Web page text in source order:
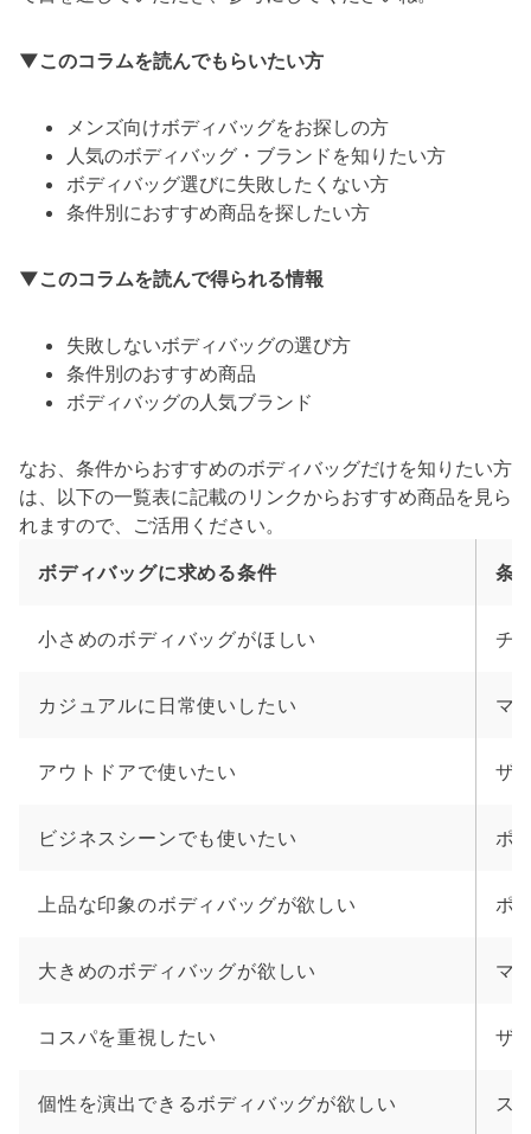
▼このコラムを読んでもらいたい方
メンズ向けボディバッグをお探しの方
人気のボディバッグ・ブランドを知りたい方
ボディバッグ選びに失敗したくない方
条件別におすすめ商品を探したい方
▼このコラムを読んで得られる情報
失敗しないボディバッグの選び方
条件別のおすすめ商品
ボディバッグの人気ブランド
なお、条件からおすすめのボディバッグだけを知りたい方
は、以下の一覧表に記載のリンクからおすすめ商品を見ら
れますので、ご活用ください。
ボディバッグに求める条件 条
小さめのボディバッグがほしい チ
カジュアルに日常使いしたい マ
アウトドアで使いたい ザ
ビジネスシーンでも使いたい ポ
上品な印象のボディバッグが欲しい ポ
大きめのボディバッグが欲しい マ
コスパを重視したい ザ
個性を演出できるボディバッグが欲しい ス